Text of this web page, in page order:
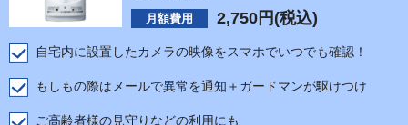
月額費用 2,750 円(税込)
自宅内に設置したカメラの映像をスマホでいつでも確認！
もしもの際はメールで異常を通知＋ガードマンが駆けつけ
ご高齢者様の見守りなどの利用にも